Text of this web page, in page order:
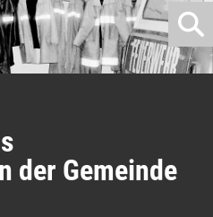
der Gemeinde